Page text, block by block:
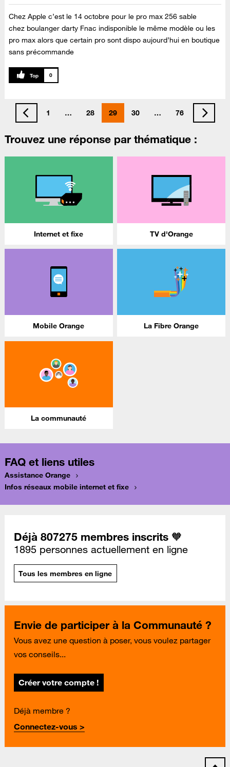
Chez Apple c’est le 14 octobre pour le pro max 256 sable
chez boulanger darty Fnac indisponible le même modèle ou les
pro max alors que certain pro sont dispo aujourd’hui en boutique
sans précommande
0
1 … 28 29 30 … 76
Trouvez une réponse par thématique :
Internet et fixe TV d'Orange
Mobile Orange La Fibre Orange
La communauté
FAQ et liens utiles
Assistance Orange
Infos réseaux mobile internet et fixe
Déjà 807275 membres inscrits 🧡
1895 personnes actuellement en ligne
Tous les membres en ligne
Envie de participer à la Communauté ?
Vous avez une question à poser, vous voulez partager
vos conseils...
Créer votre compte !
Déjà membre ?
Connectez-vous >